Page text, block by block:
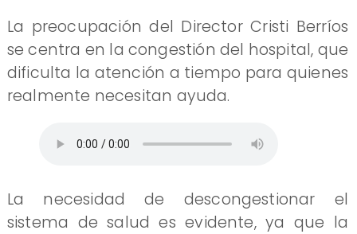
La preocupación del Director Cristi Berríos
se centra en la congestión del hospital, que
dificulta la atención a tiempo para quienes
realmente necesitan ayuda.
La necesidad de descongestionar el
sistema de salud es evidente, ya que la